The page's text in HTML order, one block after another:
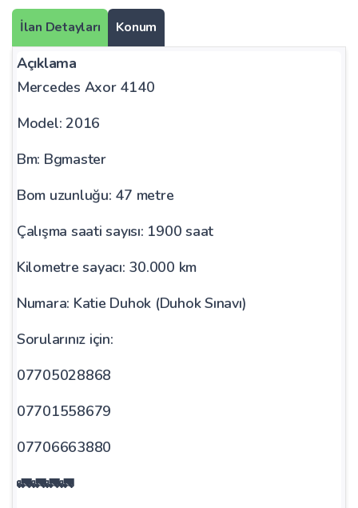
İlan Detayları Konum
Açıklama
Mercedes Axor 4140
Model: 2016
Bm: Bgmaster
Bom uzunluğu: 47 metre
Çalışma saati sayısı: 1900 saat
Kilometre sayacı: 30.000 km
Numara: Katie Duhok (Duhok Sınavı)
Sorularınız için:
07705028868
07701558679
07706663880
🚛🚛🚛🚛